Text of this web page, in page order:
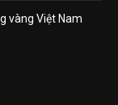
vàng Việt Nam